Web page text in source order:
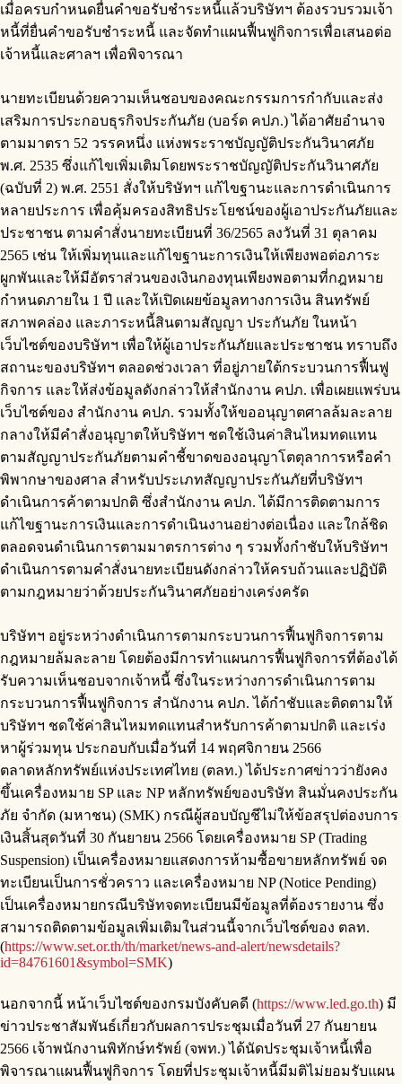
เมื่อครบกำหนดยื่นคำขอรับชำระหนี้แล้วบริษัทฯ ต้องรวบรวมเจ้า
หนี้ที่ยื่นคำขอรับชำระหนี้ และจัดทำแผนฟื้นฟูกิจการเพื่อเสนอต่อ
เจ้าหนี้และศาลฯ เพื่อพิจารณา
นายทะเบียนด้วยความเห็นชอบของคณะกรรมการกำกับและส่ง
เสริมการประกอบธุรกิจประกันภัย (บอร์ด คปภ.) ได้อาศัยอำนาจ
ตามมาตรา 52 วรรคหนึ่ง แห่งพระราชบัญญัติประกันวินาศภัย
พ.ศ. 2535 ซึ่งแก้ไขเพิ่มเติมโดยพระราชบัญญัติประกันวินาศภัย
(ฉบับที่ 2) พ.ศ. 2551 สั่งให้บริษัทฯ แก้ไขฐานะและการดำเนินการ
หลายประการ เพื่อคุ้มครองสิทธิประโยชน์ของผู้เอาประกันภัยและ
ประชาชน ตามคำสั่งนายทะเบียนที่ 36/2565 ลงวันที่ 31 ตุลาคม
2565 เช่น ให้เพิ่มทุนและแก้ไขฐานะการเงินให้เพียงพอต่อภาระ
ผูกพันและให้มีอัตราส่วนของเงินกองทุนเพียงพอตามที่กฎหมาย
กำหนดภายใน 1 ปี และให้เปิดเผยข้อมูลทางการเงิน สินทรัพย์
สภาพคล่อง และภาระหนี้สินตามสัญญา ประกันภัย ในหน้า
เว็บไซต์ของบริษัทฯ เพื่อให้ผู้เอาประกันภัยและประชาชน ทราบถึง
สถานะของบริษัทฯ ตลอดช่วงเวลา ที่อยู่ภายใต้กระบวนการฟื้นฟู
กิจการ และให้ส่งข้อมูลดังกล่าวให้สำนักงาน คปภ. เพื่อเผยแพร่บน
เว็บไซต์ของ สำนักงาน คปภ. รวมทั้งให้ขออนุญาตศาลล้มละลาย
กลางให้มีคำสั่งอนุญาตให้บริษัทฯ ชดใช้เงินค่าสินไหมทดแทน
ตามสัญญาประกันภัยตามคำชี้ขาดของอนุญาโตตุลาการหรือคำ
พิพากษาของศาล สำหรับประเภทสัญญาประกันภัยที่บริษัทฯ
ดำเนินการค้าตามปกติ ซึ่งสำนักงาน คปภ. ได้มีการติดตามการ
แก้ไขฐานะการเงินและการดำเนินงานอย่างต่อเนื่อง และใกล้ชิด
ตลอดจนดำเนินการตามมาตรการต่าง ๆ รวมทั้งกำชับให้บริษัทฯ
ดำเนินการตามคำสั่งนายทะเบียนดังกล่าวให้ครบถ้วนและปฏิบัติ
ตามกฎหมายว่าด้วยประกันวินาศภัยอย่างเคร่งครัด
บริษัทฯ อยู่ระหว่างดำเนินการตามกระบวนการฟื้นฟูกิจการตาม
กฎหมายล้มละลาย โดยต้องมีการทำแผนการฟื้นฟูกิจการที่ต้องได้
รับความเห็นชอบจากเจ้าหนี้ ซึ่งในระหว่างการดำเนินการตาม
กระบวนการฟื้นฟูกิจการ สำนักงาน คปภ. ได้กำชับและติดตามให้
บริษัทฯ ชดใช้ค่าสินไหมทดแทนสำหรับการค้าตามปกติ และเร่ง
หาผู้ร่วมทุน ประกอบกับเมื่อวันที่ 14 พฤศจิกายน 2566
ตลาดหลักทรัพย์แห่งประเทศไทย (ตลท.) ได้ประกาศข่าวว่ายังคง
ขึ้นเครื่องหมาย SP และ NP หลักทรัพย์ของบริษัท สินมั่นคงประกัน
ภัย จำกัด (มหาชน) (SMK) กรณีผู้สอบบัญชีไม่ให้ข้อสรุปต่องบการ
เงินสิ้นสุดวันที่ 30 กันยายน 2566 โดยเครื่องหมาย SP (Trading
Suspension) เป็นเครื่องหมายแสดงการห้ามซื้อขายหลักทรัพย์ จด
ทะเบียนเป็นการชั่วคราว และเครื่องหมาย NP (Notice Pending)
เป็นเครื่องหมายกรณีบริษัทจดทะเบียนมีข้อมูลที่ต้องรายงาน ซึ่ง
สามารถติดตามข้อมูลเพิ่มเติมในส่วนนี้จากเว็บไซต์ของ ตลท.
(https://www.set.or.th/th/market/news-and-alert/newsdetails?
id=84761601&symbol=SMK)
นอกจากนี้ หน้าเว็บไซต์ของกรมบังคับคดี (https://www.led.go.th) มี
ข่าวประชาสัมพันธ์เกี่ยวกับผลการประชุมเมื่อวันที่ 27 กันยายน
2566 เจ้าพนักงานพิทักษ์ทรัพย์ (จพท.) ได้นัดประชุมเจ้าหนี้เพื่อ
พิจารณาแผนฟื้นฟูกิจการ โดยที่ประชุมเจ้าหนี้มีมติไม่ยอมรับแผน